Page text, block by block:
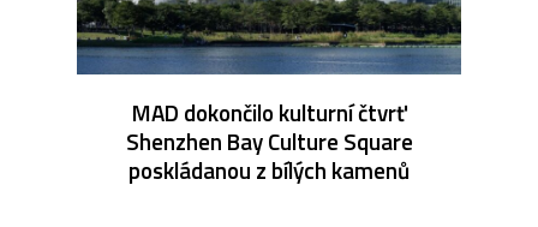
MAD dokončilo kulturní čtvrť
Shenzhen Bay Culture Square
poskládanou z bílých kamenů